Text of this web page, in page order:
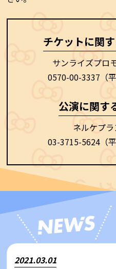
チケットに関
サンライズプロ
0570-00-3337 （
公演に関す
ネルケプラ
03-3715-5624 （
2021.03.01